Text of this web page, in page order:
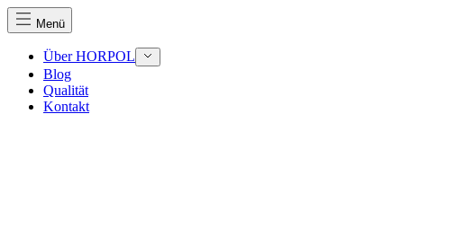
Menü
Über HORPOL
Blog
Qualität
Kontakt